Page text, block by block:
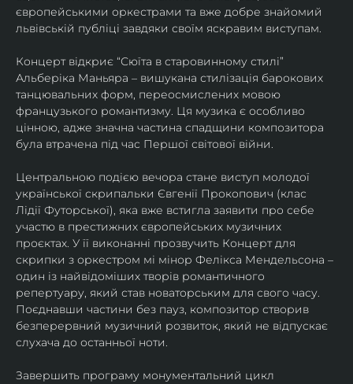
європейськими оркестрами та вже добре знайомий
львівській публіці завдяки своїм яскравим виступам.
Концерт відкриє “Сюїта в старовинному стилі”
Альберіка Маньяра – вишукана стилізація барокових
танцювальних форм, переосмислених мовою
французького романтизму. Ця музика є особливо
цінною, адже значна частина спадщини композитора
була втрачена під час Першої світової війни.
Центральною подією вечора стане виступ молодої
української скрипальки Євгенії Прокопович (клас
Лідії Футорської), яка вже встигла заявити про себе
участю в престижних європейських музичних
проєктах. У її виконанні прозвучить Концерт для
скрипки з оркестром мі мінор Фелікса Мендельсона –
один із найвідоміших творів романтичного
репертуару, який став новаторським для свого часу.
Поєднавши частини без пауз, композитор створив
безперервний музичний розвиток, який не відпускає
слухача до останньої ноти.
Завершить програму монументальний цикл